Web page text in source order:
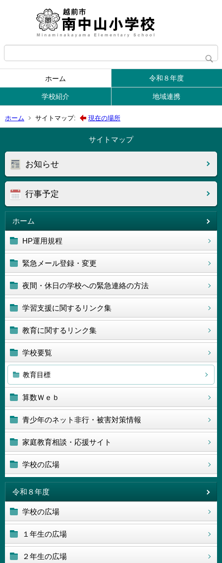
ホーム 令和８年度
学校紹介 地域連携
ホーム サイトマップ: 現在の場所
サイトマップ
お知らせ
行事予定
ホーム
HP運用規程
緊急メール登録・変更
夜間・休日の学校への緊急連絡の方法
学習支援に関するリンク集
教育に関するリンク集
学校要覧
教育目標
算数Ｗｅｂ
青少年のネット非行・被害対策情報
家庭教育相談・応援サイト
学校の広場
令和８年度
学校の広場
１年生の広場
２年生の広場